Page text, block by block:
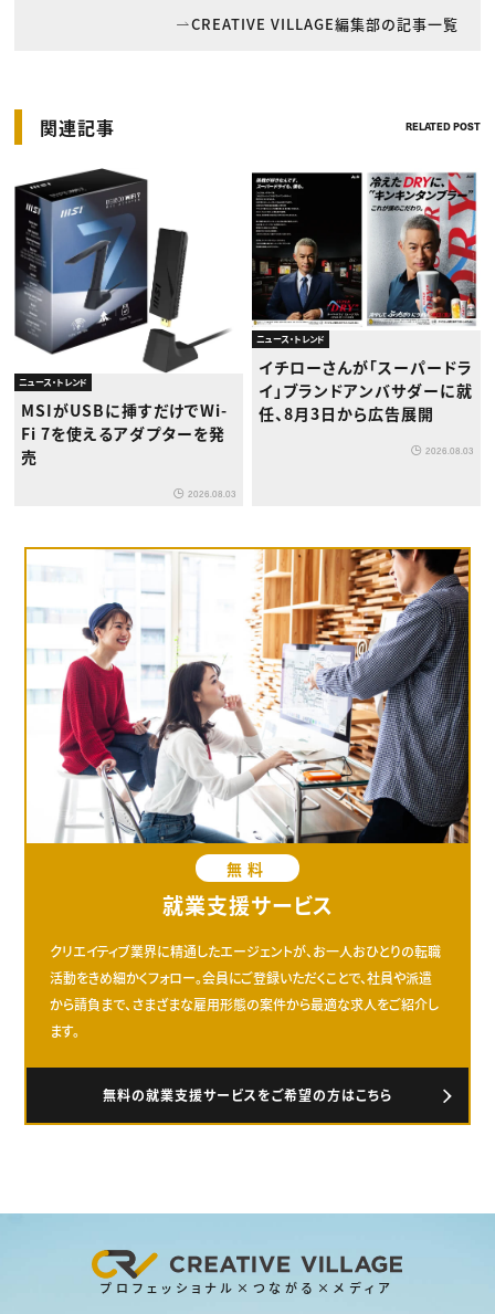
CREATIVE VILLAGE編集部の記事一覧
関連記事 RELATED POST
ニュース・トレンド
MSIがUSBに挿すだけでWi-
Fi 7を使えるアダプターを発
売
2026.08.03
ニュース・トレンド
イチローさんが「スーパードラ
イ」ブランドアンバサダーに就
任、8月3日から広告展開
2026.08.03
無料
就業支援サービス
クリエイティブ業界に精通したエージェントが、お一人おひとりの転職
活動をきめ細かくフォロー。会員にご登録いただくことで、社員や派遣
から請負まで、さまざまな雇用形態の案件から最適な求人をご紹介し
ます。
無料の就業支援サービスをご希望の方はこちら
プロフェッショナル×つながる×メディア